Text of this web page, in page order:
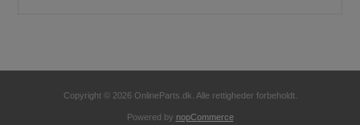
Copyright © 2026 OnlineParts.dk. Alle rettigheder forbeholdt.
Powered by nopCommerce